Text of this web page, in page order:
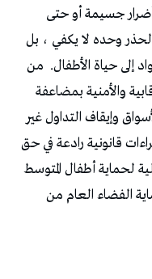
جسيمة أو حتى
وحده لا يكفي ، بل
إلى حياة الأطفال. من
والأمنية بمضاعفة
وإيقاف التداول غير
قانونية رادعة في حق
لحماية أطفال المتوسط
الفضاء العام من